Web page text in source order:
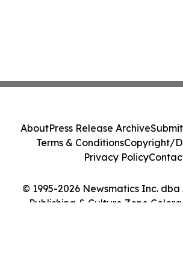
© 1995-2026 Newsmatics Inc.
Publishing & Culture Zone
AboutPress Release Archive
Terms & ConditionsCopyright/
Privacy Policy